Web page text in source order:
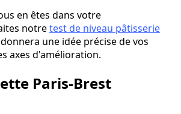
en êtes dans votre
notretest de niveau pâtisserie
une idée précise de vos
axes d'amélioration.
Paris-Brest